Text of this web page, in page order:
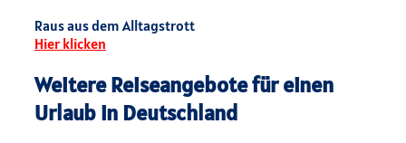
Raus aus dem Alltagstrott
Hier klicken
Weitere Reiseangebote für einen
Urlaub in Deutschland